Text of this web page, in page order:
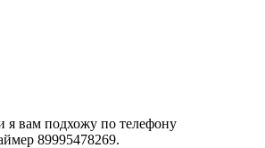
я вам подхожу по телефону
89995478269.